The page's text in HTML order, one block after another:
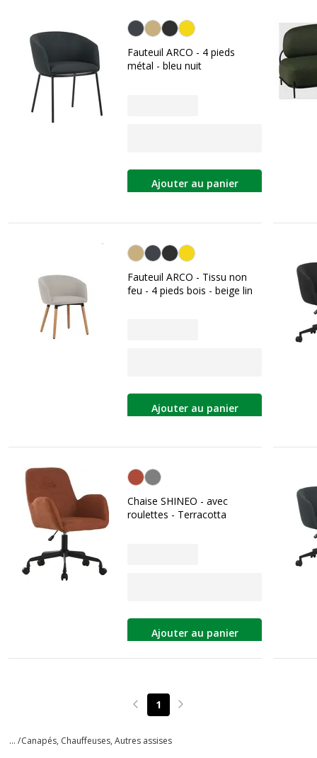
Bleu nuit
Fauteuil ARCO - 4 pieds
métal - bleu nuit
Ajouter au panier
Beige
Fauteuil ARCO - Tissu non
feu - 4 pieds bois - beige lin
Ajouter au panier
Terracotta
Chaise SHINEO - avec
roulettes - Terracotta
Ajouter au panier
Page précédente
1 Page suivante
... /Canapés, Chauffeuses, Autres assises